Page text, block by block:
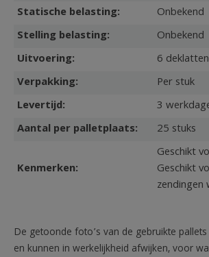
Statische belasting:
Onbekend
Stelling belasting:
Onbekend
Uitvoering:
6
Verpakking:
Per stuk
Levertijd:
3
Aantal per palletplaats:
25 stuks
Kenmerken:
Geschikt
Geschikt
zendingen
De getoonde foto’s van de gebruikte
en kunnen in werkelijkheid afwijken, voor